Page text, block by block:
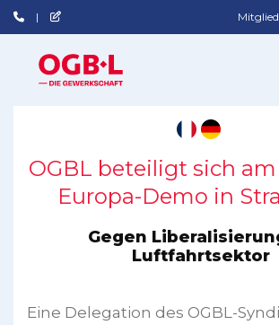
OGBL beteiligt sich am
Europa-Demo in
Gegen
Luftfahrtsektor
Eine Delegation des OGBL-